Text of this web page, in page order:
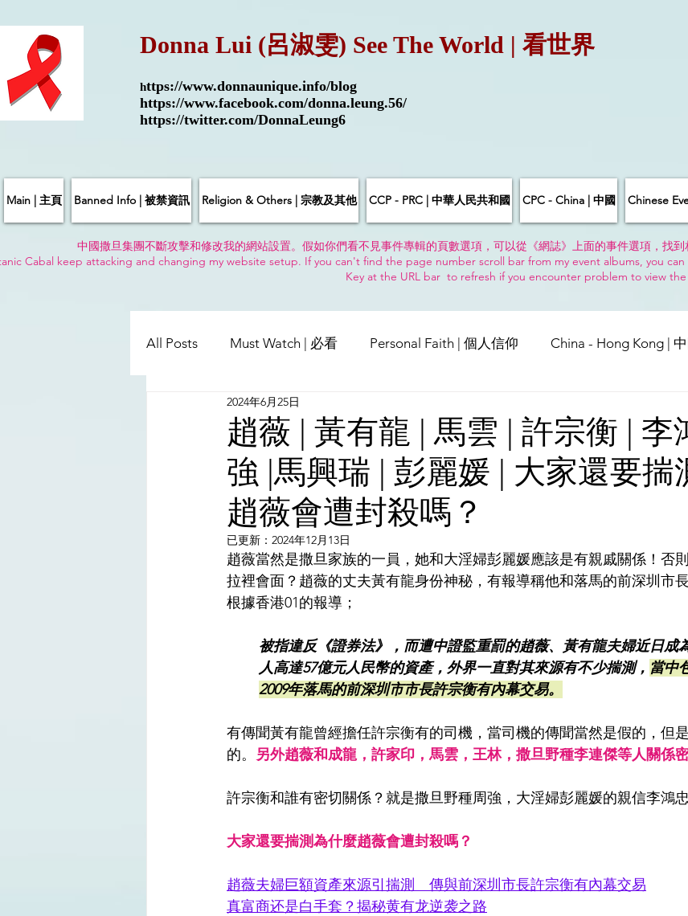
Donna Lui (呂淑雯) See The World | 看世界
https://www.donnaunique.info/blog
https://www.facebook.com/donna.leung.56/
https://twitter.com/DonnaLeung6
Main | 主頁 Banned Info | 被禁資訊 Religion & Others | 宗教及其他 CCP - PRC | 中華人民共和國 CPC - China | 中國 Chinese
中國撒旦集團不斷攻擊和修改我的網站設置。假如你們看不見事件專輯的頁數選項，可以從《網誌》上面的事件選項，找
Cabal keep attacking and changing my website setup. If you can't find the page number scroll bar from my event albums, you
Key at the URL bar to refresh if you encounter problem to view
All Posts Must Watch | 必看 Personal Faith | 個人信仰 China - Hong Kong |
China - Taiwan | 中國臺灣
Satanic Cabals | 撒旦集團 USA | 美國 Pandemic & Health | 流行病 & 健康
Religion | 宗教 Mass Media | 傳媒
趙薇 | 黃有龍 | 馬雲 | 許宗衡 | 李
強 |馬興瑞 | 彭麗媛 | 大家還要揣
趙薇會遭封殺嗎？
2024年6月25日
已更新： 2024年12月13日
趙薇當然是撒旦家族的一員，她和大淫婦彭麗媛應該是有親戚關係！否
拉裡會面？趙薇的丈夫黃有龍身份神秘，有報導稱他和落馬的前深圳市
根據香港01的報導；
被指違反《證券法》，而遭中證監重罰的趙薇、黃有龍夫婦近日成
人高達57億元人民幣的資產，外界一直對其來源有不少揣測， 當中
2009年落馬的前深圳市市長許宗衡有內幕交易。
有傳聞黃有龍曾經擔任許宗衡有的司機，當司機的傳聞當然是假的，但
的。 另外趙薇和成龍，許家印，馬雲，王林，撒旦野種李連傑等人關係密
許宗衡和誰有密切關係？就是撒旦野種周強，大淫婦彭麗媛的親信李鴻忠
大家還要揣測為什麼趙薇會遭封殺嗎？
趙薇夫婦巨額資產來源引揣測　傳與前深圳市長許宗衡有內幕交易
真富商还是白手套？揭秘黄有龙逆袭之路